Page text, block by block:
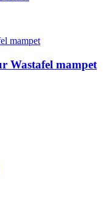
Wastafel mampet